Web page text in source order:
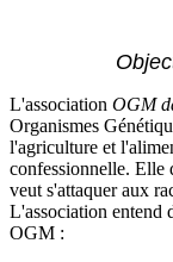
L'association OGM
Organismes
l'agriculture et
confessionnelle. Elle
veut s'attaquer aux
L'association entend
OGM :